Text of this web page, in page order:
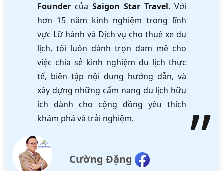
Founder của Saigon Star Travel. Với
hơn 15 năm kinh nghiệm trong lĩnh
vực Lữ hành và Dịch vụ cho thuê xe du
lịch, tôi luôn dành trọn đam mê cho
việc chia sẻ kinh nghiệm du lịch thực
tế, biên tập nội dung hướng dẫn, và
xây dựng những cẩm nang du lịch hữu
ích dành cho cộng đồng yêu thích
khám phá và trải nghiệm.
Cường Đặng